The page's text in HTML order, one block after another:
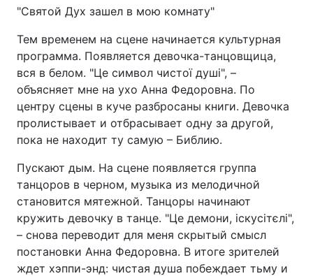
"Святой Дух зашел в мою комнату"
Тем временем на сцене начинается культурная
программа. Появляется девочка-танцовщица,
вся в белом. "Це символ чистої душі", –
объясняет мне на ухо Анна Федоровна. По
центру сцены в куче разбросаны книги. Девочка
пролистывает и отбрасывает одну за другой,
пока не находит ту самую – Библию.
Пускают дым. На сцене появляется группа
танцоров в черном, музыка из мелодичной
становится мятежной. Танцоры начинают
кружить девочку в танце. "Це демони, іскусітєлі",
– снова переводит для меня скрытый смысл
постановки Анна Федоровна. В итоге зрителей
ждет хэппи-энд: чистая душа побеждает тьму и